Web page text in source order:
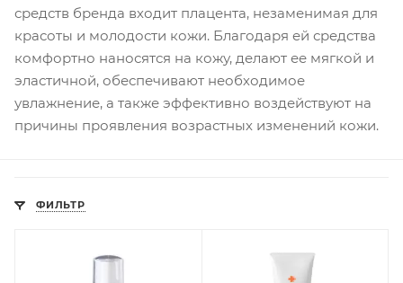
средств бренда входит плацента, незаменимая для
красоты и молодости кожи. Благодаря ей средства
комфортно наносятся на кожу, делают ее мягкой и
эластичной, обеспечивают необходимое
увлажнение, а также эффективно воздействуют на
причины проявления возрастных изменений кожи.
ФИЛЬТР